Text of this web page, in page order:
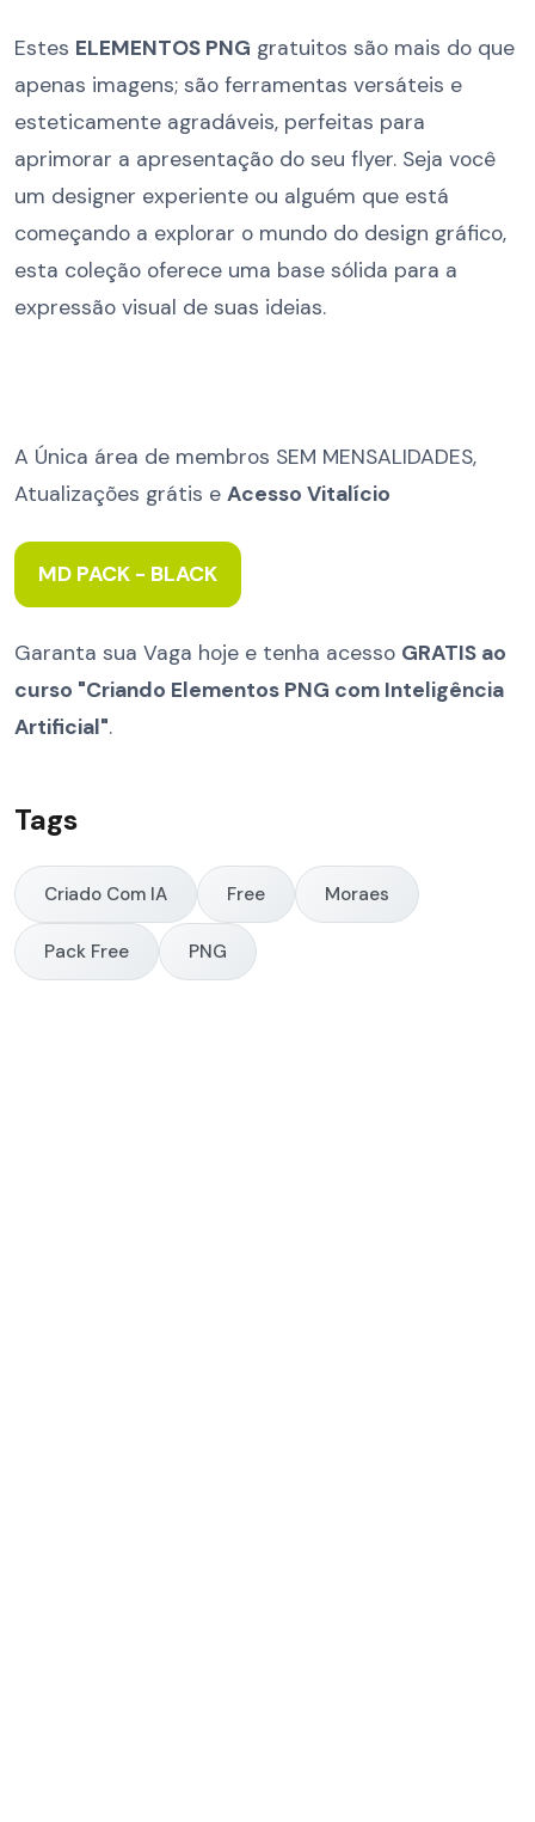
Estes ELEMENTOS PNG gratuitos são mais do que
apenas imagens; são ferramentas versáteis e
esteticamente agradáveis, perfeitas para
aprimorar a apresentação do seu flyer. Seja você
um designer experiente ou alguém que está
começando a explorar o mundo do design gráfico,
esta coleção oferece uma base sólida para a
expressão visual de suas ideias.
A Única área de membros SEM MENSALIDADES,
Atualizações grátis e Acesso Vitalício
MD PACK - BLACK
Garanta sua Vaga hoje e tenha acesso GRATIS ao
curso "Criando Elementos PNG com Inteligência
Artificial".
Tags
Criado Com IA Free Moraes
Pack Free PNG